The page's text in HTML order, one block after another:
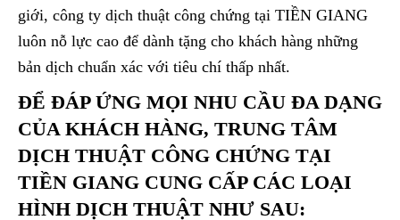
giới, công ty dịch thuật công chứng tại TIỀN GIANG
luôn nỗ lực cao để dành tặng cho khách hàng những
bản dịch chuẩn xác với tiêu chí thấp nhất.
ĐỂ ĐÁP ỨNG MỌI NHU CẦU ĐA DẠNG
CỦA KHÁCH HÀNG, TRUNG TÂM
DỊCH THUẬT CÔNG CHỨNG TẠI
TIỀN GIANG CUNG CẤP CÁC LOẠI
HÌNH DỊCH THUẬT NHƯ SAU: